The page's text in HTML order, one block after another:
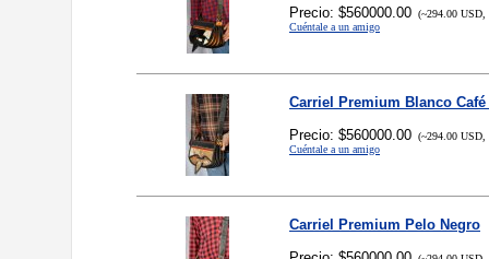
Precio: $560000.00 (~294.00 USD,
Cuéntale a un amigo
Carriel Premium Blanco Café
Precio: $560000.00 (~294.00 USD,
Cuéntale a un amigo
Carriel Premium Pelo Negro